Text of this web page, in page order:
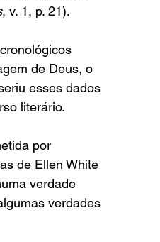
, v. 1, p. 21).
cronológicos
de Deus, o
inseriu esses dados
literário.
por
de Ellen White
verdade
verdades